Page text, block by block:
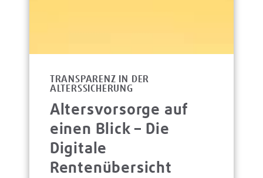
TRANSPARENZ IN DER
ALTERSSICHERUNG
Altersvorsorge auf
einen Blick – Die
Digitale
Rentenübersicht